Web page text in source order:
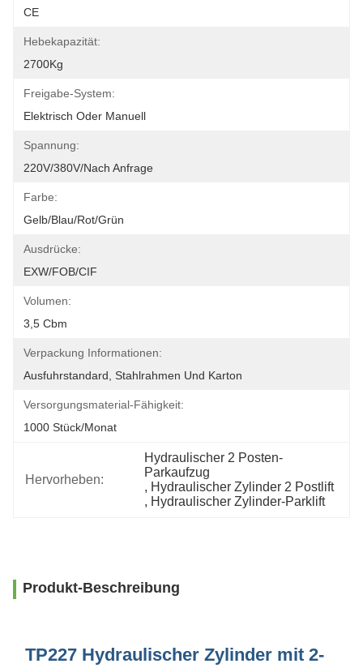
CE
Hebekapazität:
2700Kg
Freigabe-System:
Elektrisch Oder Manuell
Spannung:
220V/380V/nach Anfrage
Farbe:
Gelb/Blau/Rot/Grün
Ausdrücke:
EXW/FOB/CIF
Volumen:
3,5 Cbm
Verpackung Informationen:
Ausfuhrstandard, Stahlrahmen Und Karton
Versorgungsmaterial-Fähigkeit:
1000 Stück/Monat
Hervorheben:
Hydraulischer 2 Posten-
Parkaufzug
, Hydraulischer Zylinder 2 Postlift
, Hydraulischer Zylinder-Parklift
Produkt-Beschreibung
TP227 Hydraulischer Zylinder mit 2-